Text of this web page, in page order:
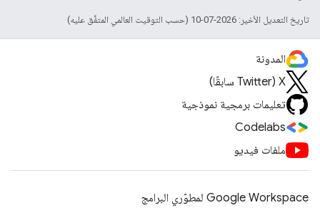
تاريخ التعديل الأخير: 2026-07-10 (حسب التوقيت العالمي المتفَّق عليه)
المدونة
‫X ‏(Twitter سابقًا)
تعليمات برمجية نموذجية
Codelabs
ملفات فيديو
Google Workspace لمطوّري البرامج